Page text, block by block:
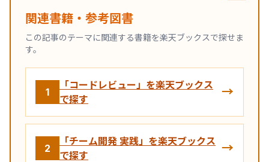
関連書籍・参考図書
この記事のテーマに関連する書籍を楽天ブックスで探せま
す。
1
「コードレビュー」を楽天ブックス
で探す
→
2
「チーム開発 実践」を楽天ブックス
で探す
→